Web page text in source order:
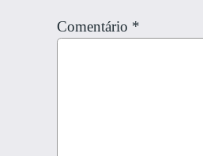
Comentário *